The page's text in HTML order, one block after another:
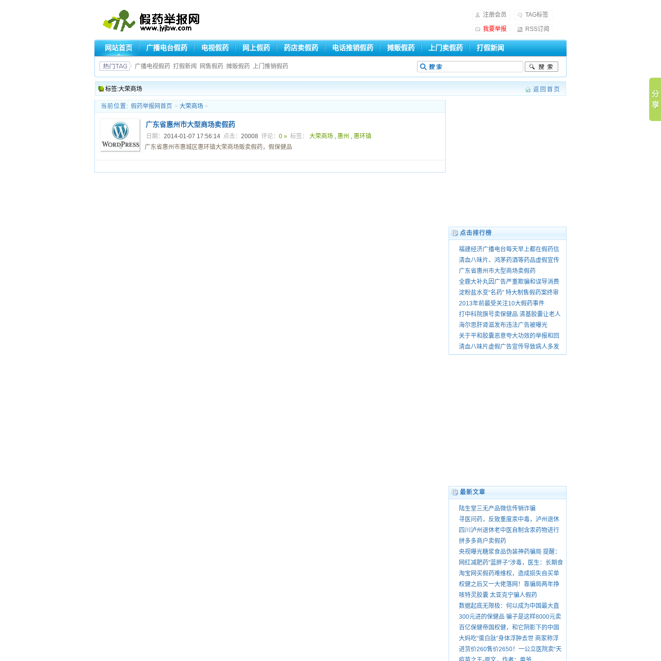
注册会员 TAG标签
我要举报 RSS订阅
网站首页 广播电台假药 电视假药 网上假药 药店卖假药 电话推销假药 摊贩假药 上门卖假药 打假新闻
广播电视假药 打假新闻 网售假药 摊贩假药 上门推销假药
标签:大荣商场 返回首页
当前位置: 假药举报网首页 > 大荣商场 >
广东省惠州市大型商场卖假药
日期： 2014-01-07 17:56:14 点击： 20008 评论： 0 » 标签： 大荣商场 , 惠州 , 惠环镇
广东省惠州市惠城区惠环镇大荣商场贩卖假药，假保健品
点击排行榜
福建经济广播电台每天早上都在假药信
息怎没人查处
清血八味片、鸿茅药酒等药品虚假宣传
被暂停销
广东省惠州市大型商场卖假药
全鹿大补丸因广告严重欺骗和误导消费
者被查处
淀粉盐水变“名药” 特大制售假药案终审
宣判
2013年前最受关注10大假药事件
打中科院旗号卖保健品 清基胶囊让老人
花了上万
海尔思肝肾滋发布违法广告被曝光
关于平和胶囊恶意夸大功效的举报和回
复
清血八味片虚假广告宣传导致病人多发
最新文章
陆生堂三无产品微信传销诈骗
寻医问药，反致重度汞中毒，泸州退休
老中医王大乾害我家破人散，自制药品
销售由谁管？
四川泸州退休老中医自制含汞药物进行
销售
拼多多商户卖假药
央视曝光糖浆食品伪装神药骗局 提醒：
“就医请前往正规医院”
网红减肥药”蓝胖子“涉毒，医生：长期食
用有依赖性。
淘宝网买假药难维权，造成损失自买单
权健之后又一大佬落网！靠骗局两年挣
75亿 号称酸碱平衡治百病
咳特灵胶囊 太亚克宁骗人假药
数据起底无限极：何以成为中国最大直
销公司
300元进的保健品 骗子是这样8000元卖
给你爸妈的
百亿保健帝国权健，和它阴影下的中国
家庭
大妈吃“蛋白肽”身体浮肿去世 商家称浮
肿正常
进货价260售价2650！一公立医院卖“天